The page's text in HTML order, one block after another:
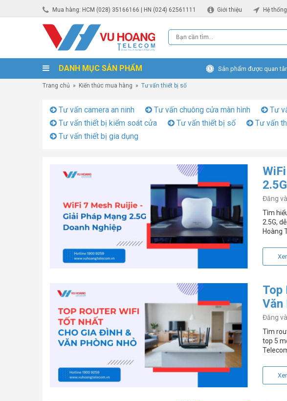
Mua hàng: HCM (028) 35166166 | HN (024) 62561111 Giới thiệu Hệ
DANH MỤC SẢN PHẨM Sản phẩm được quan
Trang chủ » Kiến thức mua hàng » Tư vấn thiết bị số
Tư vấn camera an ninh Tư vấn chuông cửa màn hình Tư
Tư vấn thiết bị kiểm soát cửa
Tư vấn thiết bị số Tư vấn
Tư vấn thiết bị gia dụng
Đăng
Tìm
2.5G,
Hoàng
Top
Văn
Đăng
Tìm
top 5